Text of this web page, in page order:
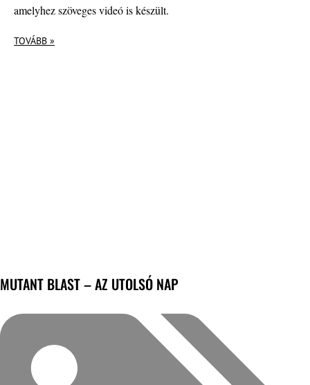
amelyhez szöveges videó is készült.
TOVÁBB »
MUTANT BLAST – AZ UTOLSÓ NAP